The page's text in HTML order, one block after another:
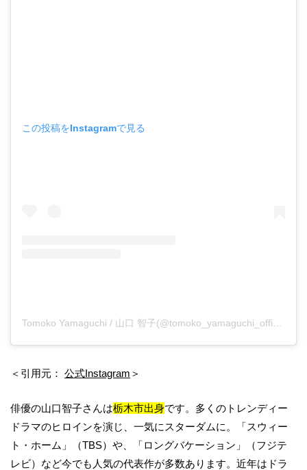
この投稿をInstagramで見る
＜引用元： 公式Instagram ＞
俳優の山口智子さんは栃木市出身です。多くのトレンディー
ドラマのヒロインを演じ、一気にスターダムに。「スウィー
ト・ホーム」（TBS）や、「ロングバケーション」（フジテ
レビ）など今でも人気の代表作が多数あります。近年はドラ